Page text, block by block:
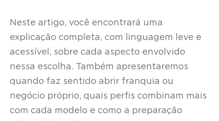
Neste artigo, você encontrará uma
explicação completa, com linguagem leve e
acessível, sobre cada aspecto envolvido
nessa escolha. Também apresentaremos
quando faz sentido abrir franquia ou
negócio próprio, quais perfis combinam mais
com cada modelo e como a preparação